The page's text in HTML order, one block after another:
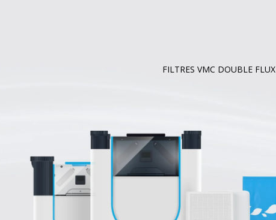
FILTRES VMC DOUBLE FLUX